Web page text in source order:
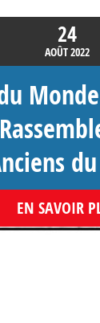
24
AOÛT2022
du
EN SAVOIR